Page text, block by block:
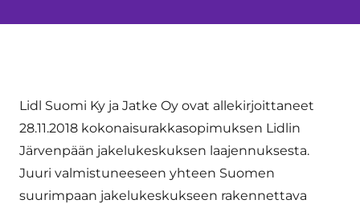
Lidl Suomi Ky ja Jatke Oy ovat allekirjoittaneet
28.11.2018 kokonaisurakkasopimuksen Lidlin
Järvenpään jakelukeskuksen laajennuksesta.
Juuri valmistuneeseen yhteen Suomen
suurimpaan jakelukeskukseen rakennettava